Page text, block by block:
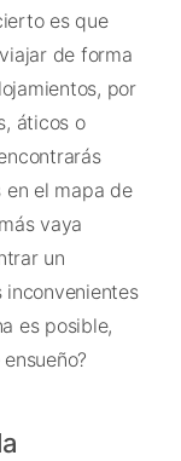
es que
de forma
por
áticos o
el mapa de
vaya
un
inconvenientes
es posible,